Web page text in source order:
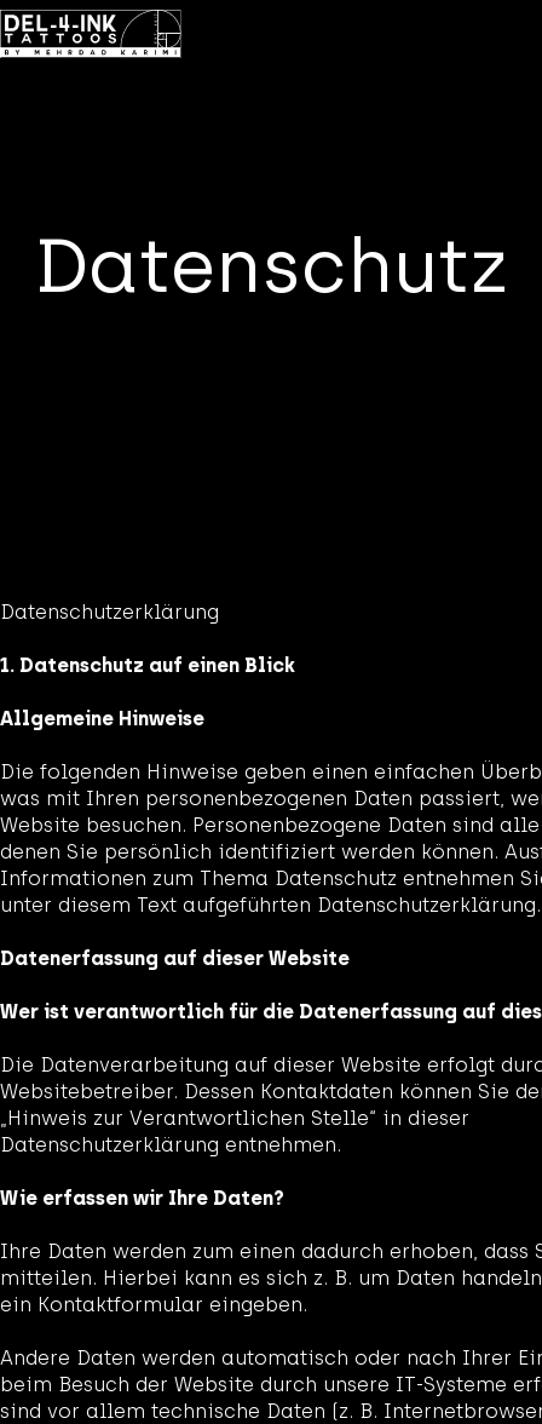
Datenschutz
Datenschutz­erklärung
1. Datenschutz auf einen Blick
Allgemeine Hinweise
Die folgenden Hinweise geben einen einfachen
was mit Ihren personenbezogenen Daten passiert,
Website besuchen. Personenbezogene Daten sind
denen Sie persönlich identifiziert werden können.
Informationen zum Thema Datenschutz entnehmen
unter diesem Text aufgeführten Datenschutzerklärung.
Datenerfassung auf dieser Website
Wer ist verantwortlich für die Datenerfassung auf
Die Datenverarbeitung auf dieser Website erfolgt
Websitebetreiber. Dessen Kontaktdaten können Sie
„Hinweis zur Verantwortlichen Stelle“ in dieser
Datenschutzerklärung entnehmen.
Wie erfassen wir Ihre Daten?
Ihre Daten werden zum einen dadurch erhoben, dass
mitteilen. Hierbei kann es sich z. B. um Daten
ein Kontaktformular eingeben.
Andere Daten werden automatisch oder nach Ihrer
beim Besuch der Website durch unsere IT-Systeme
sind vor allem technische Daten (z. B.